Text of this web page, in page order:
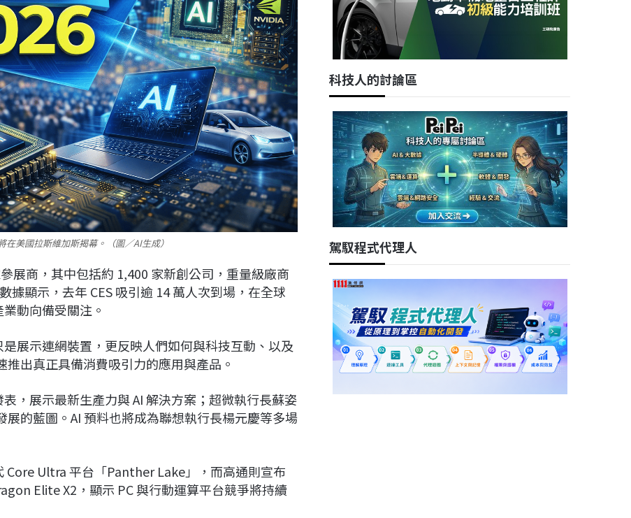
在美國拉斯維加斯揭幕。（圖／AI生成）
展商，其中包括約 1,400 家新創公司，重量級廠商
據顯示，去年 CES 吸引逾 14 萬人次到場，在全球
動向備受關注。
是展示連網裝置，更反映人們如何與科技互動、以及
出真正具備消費吸引力的應用與產品。
，展示最新生產力與 AI 解決方案； 超微執行長蘇姿
展的藍圖。AI 預料也將成為聯想執行長楊元慶等多場
Core Ultra 平台「Panther Lake」，而高通則宣布
Elite X2，顯示 PC 與行動運算平台競爭將持續
科技人的討論區
駕馭程式代理人